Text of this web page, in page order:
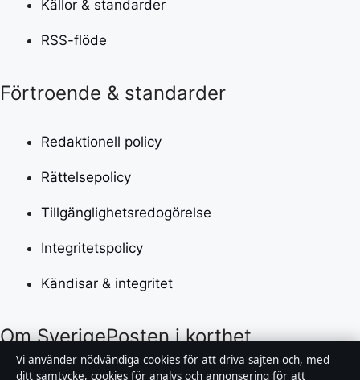
Källor & standarder
RSS-flöde
Förtroende & standarder
Redaktionell policy
Rättelsepolicy
Tillgänglighetsredogörelse
Integritetspolicy
Kändisar & integritet
Om SverigePosten i korthet
SverigePosten är en oberoende svensk digital
Vi använder nödvändiga cookies för att driva sajten och, med
ditt samtycke, cookies för analys och annonsering för att